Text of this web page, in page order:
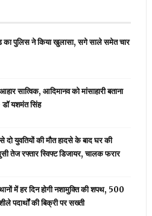
का पुलिस ने किया खुलासा, सगे साले समेत चार
सात्विक, आदिमानव को मांसाहारी बताना
यशमंत सिंह
युवतियों की मौत हादसे के बाद घर की
तेज रफ्तार स्विफ्ट डिजायर, चालक फरार
में हर दिन होगी नशामुक्ति की शपथ, 500
पदार्थों की बिक्री पर सख्ती